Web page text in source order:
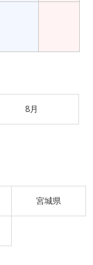
8月
宮城県